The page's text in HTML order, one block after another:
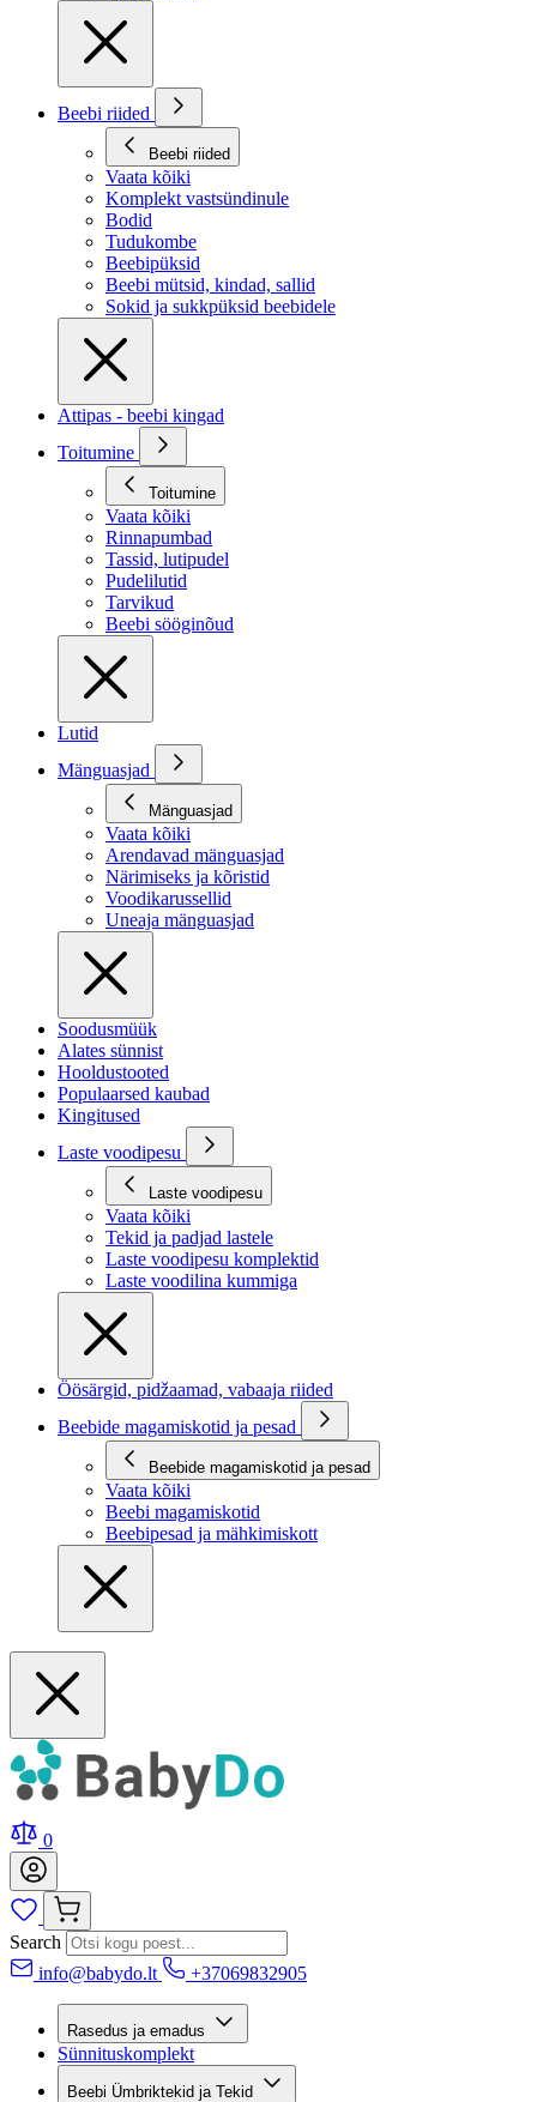
Beebi riided
Beebi riided
Vaata kõiki
Komplekt vastsündinule
Bodid
Tudukombe
Beebipüksid
Beebi mütsid, kindad, sallid
Sokid ja sukkpüksid beebidele
Attipas - beebi kingad
Toitumine
Toitumine
Vaata kõiki
Rinnapumbad
Tassid, lutipudel
Pudelilutid
Tarvikud
Beebi sööginõud
Lutid
Mänguasjad
Mänguasjad
Vaata kõiki
Arendavad mänguasjad
Närimiseks ja kõristid
Voodikarussellid
Uneaja mänguasjad
Soodusmüük
Alates sünnist
Hooldustooted
Populaarsed kaubad
Kingitused
Laste voodipesu
Laste voodipesu
Vaata kõiki
Tekid ja padjad lastele
Laste voodipesu komplektid
Laste voodilina kummiga
Öösärgid, pidžaamad, vabaaja riided
Beebide magamiskotid ja pesad
Beebide magamiskotid ja pesad
Vaata kõiki
Beebi magamiskotid
Beebipesad ja mähkimiskott
0
Search
info@babydo.lt
+37069832905
Rasedus ja emadus
Sünnituskomplekt
Beebi Ümbriktekid ja Tekid